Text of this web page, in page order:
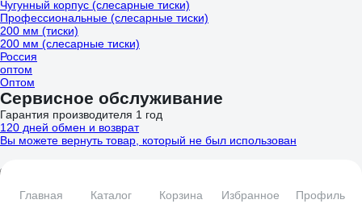
Главная Каталог Корзина Избранное Профиль
Чугунный корпус (слесарные тиски)
Профессиональные (слесарные тиски)
200 мм (тиски)
200 мм (слесарные тиски)
Россия
оптом
Оптом
Сервисное обслуживание
Гарантия производителя 1 год
120 дней обмен и возврат
Вы можете вернуть товар, который не был использован
Ремонт за 20 дней